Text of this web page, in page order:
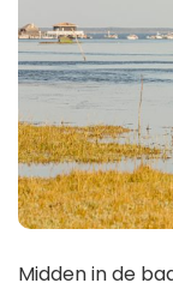
Midden in de